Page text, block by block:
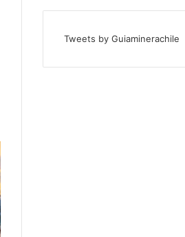
Tweets by Guiaminerachile